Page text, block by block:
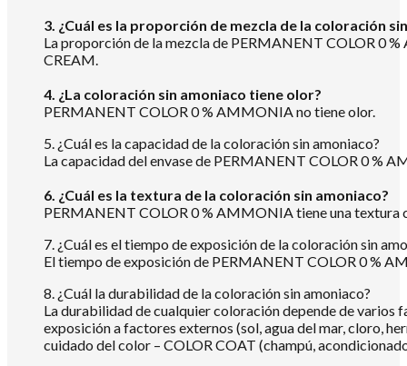
3. ¿Cuál es la proporción de mezcla de la coloración
La proporción de la mezcla de PERMANENT COLOR 0
CREAM.
4. ¿La coloración sin amoniaco tiene olor?
PERMANENT COLOR 0 % AMMONIA no tiene olor.
5. ¿Cuál es la capacidad de la coloración sin amoniaco?
La capacidad del envase de PERMANENT COLOR 0 %
6. ¿Cuál es la textura de la coloración sin amoniaco?
PERMANENT COLOR 0 % AMMONIA tiene una textura
7. ¿Cuál es el tiempo de exposición de la coloración sin
El tiempo de exposición de PERMANENT COLOR 0 %
8. ¿Cuál la durabilidad de la coloración sin amoniaco?
La durabilidad de cualquier coloración depende de
exposición a factores externos (sol, agua del mar, cloro,
cuidado del color – COLOR COAT (champú,